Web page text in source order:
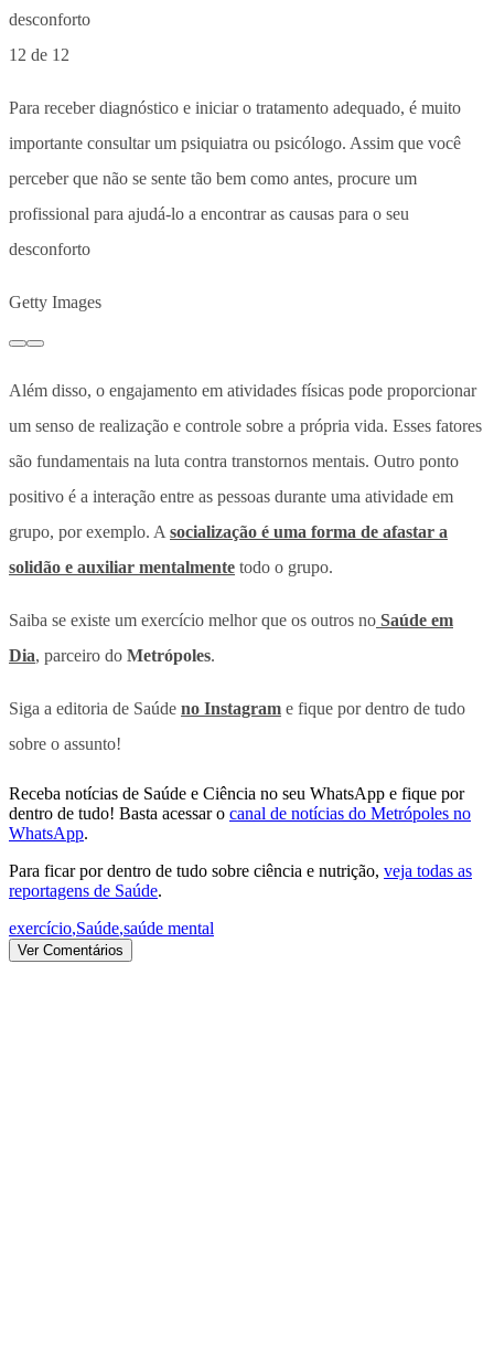
12 de 12
Para receber diagnóstico e iniciar o tratamento adequado, é muito
importante consultar um psiquiatra ou psicólogo. Assim que você
perceber que não se sente tão bem como antes, procure um
profissional para ajudá-lo a encontrar as causas para o seu
desconforto
Getty Images
Além disso, o engajamento em atividades físicas pode proporcionar
um senso de realização e controle sobre a própria vida. Esses fatores
são fundamentais na luta contra transtornos mentais. Outro ponto
positivo é a interação entre as pessoas durante uma atividade em
grupo, por exemplo. A socialização é uma forma de afastar a
solidão e auxiliar mentalmente todo o grupo.
Saiba se existe um exercício melhor que os outros no Saúde em
Dia, parceiro do Metrópoles.
Siga a editoria de Saúde no Instagram e fique por dentro de tudo
sobre o assunto!
Receba notícias de Saúde e Ciência no seu WhatsApp e fique por
dentro de tudo! Basta acessar o canal de notícias do Metrópoles no
WhatsApp.
Para ficar por dentro de tudo sobre ciência e nutrição, veja todas as
reportagens de Saúde.
exercício,Saúde,saúde mental
Ver Comentários